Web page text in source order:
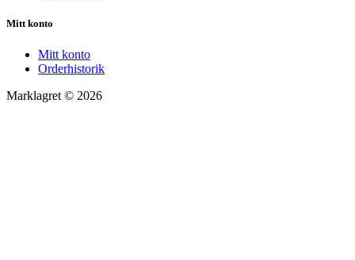
Mitt konto
Mitt konto
Orderhistorik
Marklagret © 2026